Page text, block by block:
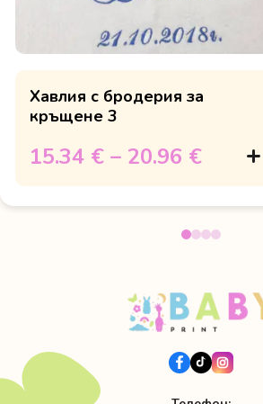
Хавлия с бродерия за
кръщене 3
15.34 € – 20.96 €